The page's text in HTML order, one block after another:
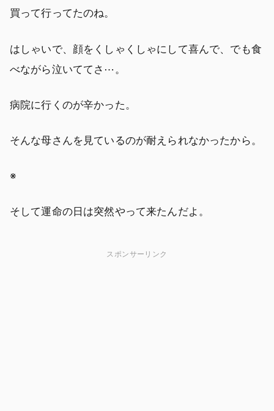
買って行ってたのね。
はしゃいで、顔をくしゃくしゃにして喜んで、でも食
べながら泣いててさ⋯。
病院に行くのが辛かった。
そんな母さんを見ているのが耐えられなかったから。
※
そして運命の日は突然やって来たんだよ。
スポンサーリンク